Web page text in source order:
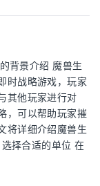
背景介绍 魔兽生
时战略游戏，玩家
其他玩家进行对
，可以帮助玩家摧
将详细介绍魔兽生
择合适的单位 在